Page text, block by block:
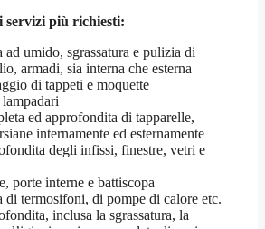
più richiesti:
ad umido, sgrassatura e pulizia di
armadi, sia interna che esterna
di tappeti e moquette
ed approfondita di tapparelle,
internamente ed esternamente
degli infissi, finestre, vetri e
porte interne e battiscopa
di termosifoni, di pompe di calore etc.
inclusa la sgrassatura, la